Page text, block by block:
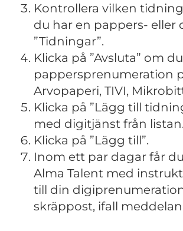
Kontrollera vilken
du har en pappers-
”Tidningar”.
Klicka på ”Avsluta” om
pappersprenumeration
Arvopaperi, TIVI,
Klicka på ”Lägg till
med digitjänst från listan.
Klicka på ”Lägg till”.
Inom ett par dagar får
Alma Talent med
till din
skräppost, ifall